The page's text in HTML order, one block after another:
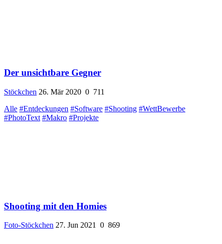
Der unsichtbare Gegner
Stöckchen 26. Mär 2020 0 711
Alle #Entdeckungen #Software #Shooting #WettBewerbe
#PhotoText #Makro #Projekte
Shooting mit den Homies
Foto-Stöckchen 27. Jun 2021 0 869